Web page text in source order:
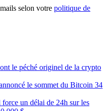
selon votre politique de
le péché originel de la crypto
le sommet du Bitcoin 34
un délai de 24h sur les